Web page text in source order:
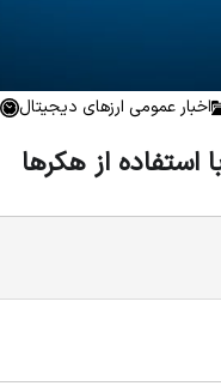
اخبار عمومی ارزهای دیجیتال
استفاده از هکرها